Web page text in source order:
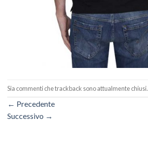
Sia commenti che trackback sono attualmente chiusi.
← Precedente
Successivo →